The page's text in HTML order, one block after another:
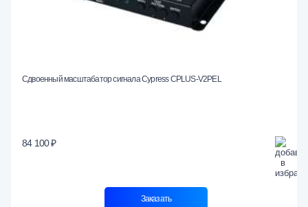
Сдвоенный масштабатор сигнала Cypress CPLUS-V2PEL
84 100 ₽
Заказать